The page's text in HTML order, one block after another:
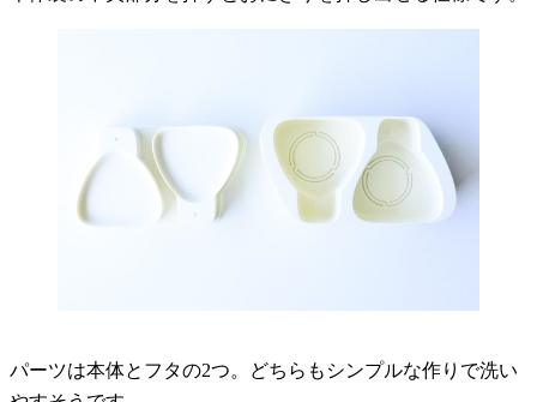
パーツは本体とフタの2つ。どちらもシンプルな作りで洗い